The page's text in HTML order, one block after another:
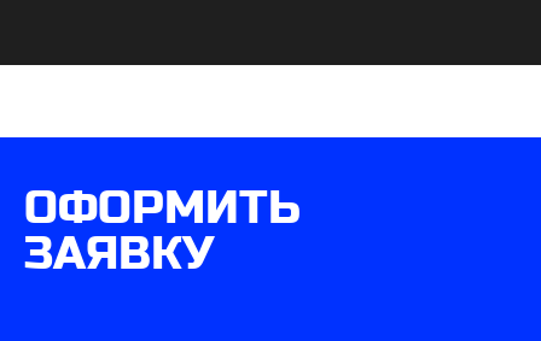
ОФОРМИТЬ
ЗАЯВКУ